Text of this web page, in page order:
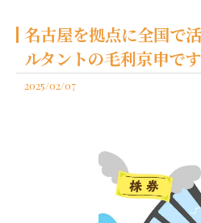
名古屋を拠点に全国で
ルタントの毛利京申で
2025/02/07